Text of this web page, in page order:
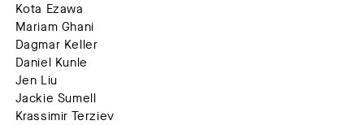
Kota Ezawa
Mariam Ghani
Dagmar Keller
Daniel Kunle
Jen Liu
Jackie Sumell
Krassimir Terziev